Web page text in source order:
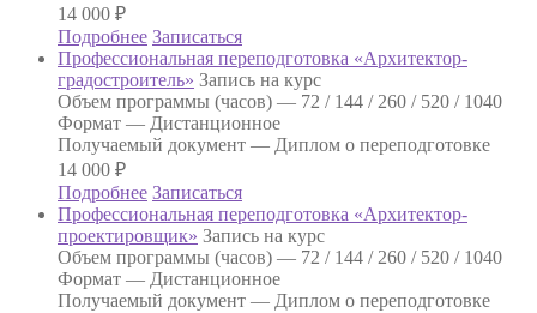
14 000 ₽
Подробнее Записаться
Профессиональная переподготовка «Архитектор-
градостроитель» Запись на курс
Объем программы (часов) — 72 / 144 / 260 / 520 / 1040
Формат — Дистанционное
Получаемый документ — Диплом о переподготовке
14 000 ₽
Подробнее Записаться
Профессиональная переподготовка «Архитектор-
проектировщик» Запись на курс
Объем программы (часов) — 72 / 144 / 260 / 520 / 1040
Формат — Дистанционное
Получаемый документ — Диплом о переподготовке